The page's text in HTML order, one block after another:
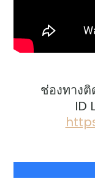
ช่องทาง
ID